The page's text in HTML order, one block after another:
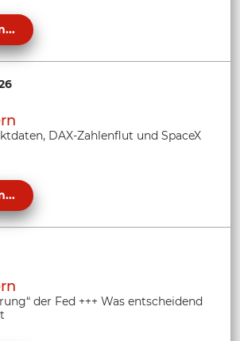
DAX-Zahlenflut und SpaceX
der Fed +++ Was entscheidend